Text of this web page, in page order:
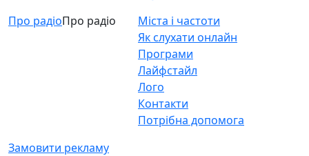
Про радіоПро радіо
Міста і частоти
Як слухати онлайн
Програми
Лайфстайл
Лого
Контакти
Потрібна допомога
Замовити рекламу